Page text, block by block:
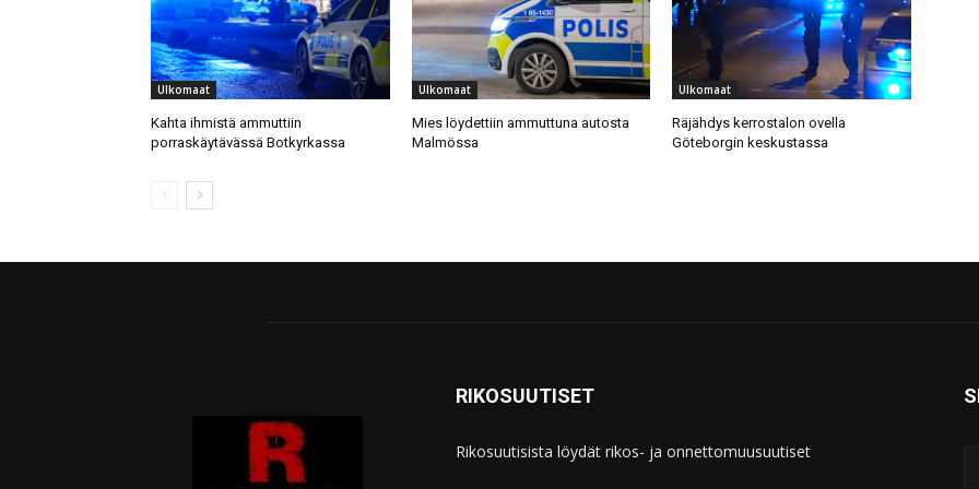
Ulkomaat
Kahta ihmistä ammuttiin
porraskäytävässä Botkyrkassa
Ulkomaat
Mies löydettiin ammuttuna autosta
Malmössa
Ulkomaat
Räjähdys kerrostalon ovella
Göteborgin keskustassa
RIKOSUUTISET
Rikosuutisista löydät rikos- ja onnettomuusuutiset